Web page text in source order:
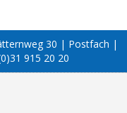
30 | Postfach |
915 20 20